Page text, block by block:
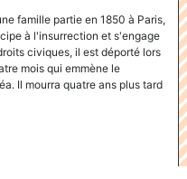
«
Factuel
»
dans
sa
famille partie en 1850 à Paris,
à l'insurrection et s'engage
civiques, il est déporté lors
mois qui emmène le
Il mourra quatre ans plus tard